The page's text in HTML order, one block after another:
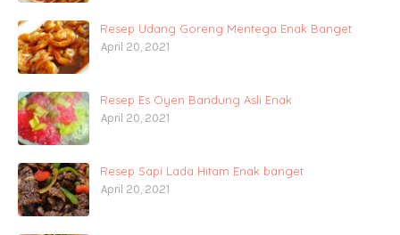
Resep Udang Goreng Mentega Enak Banget
April 20, 2021
Resep Es Oyen Bandung Asli Enak
April 20, 2021
Resep Sapi Lada Hitam Enak banget
April 20, 2021